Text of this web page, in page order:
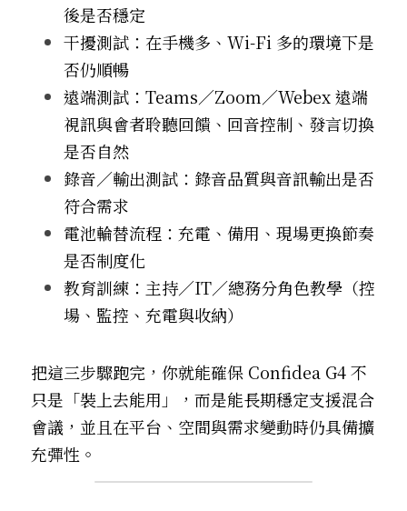
後是否穩定
干擾測試：在手機多、Wi-Fi 多的環境下是
否仍順暢
遠端測試：Teams／Zoom／Webex 遠端
視訊與會者聆聽回饋、回音控制、發言切換
是否自然
錄音／輸出測試：錄音品質與音訊輸出是否
符合需求
電池輪替流程：充電、備用、現場更換節奏
是否制度化
教育訓練：主持／IT／總務分角色教學（控
場、監控、充電與收納）
把這三步驟跑完，你就能確保 Confidea G4 不
只是「裝上去能用」，而是能長期穩定支援混合
會議，並且在平台、空間與需求變動時仍具備擴
充彈性。